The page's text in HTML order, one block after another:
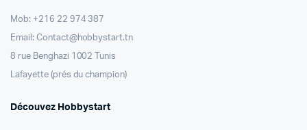
Mob: +216 22 974 387
Email: Contact@hobbystart.tn
8 rue Benghazi 1002 Tunis
Lafayette (prés du champion)
Découvez Hobbystart